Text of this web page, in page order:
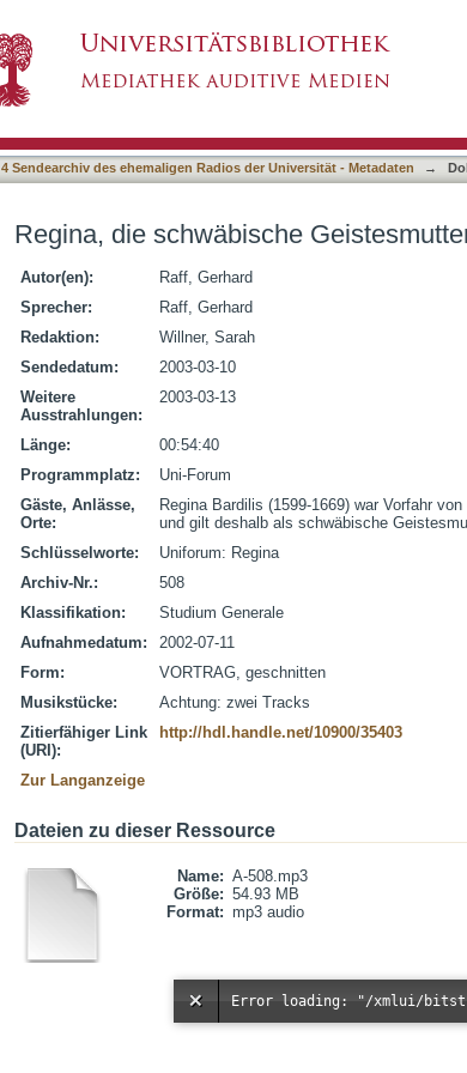
4 Sendearchiv des ehemaligen Radios der Universität - Metadaten →
Regina, die schwäbische
Autor(en):
Raff, Gerhard
Sprecher:
Raff, Gerhard
Redaktion:
Willner, Sarah
Sendedatum:
2003-03-10
Weitere
Ausstrahlungen:
2003-03-13
Länge:
00:54:40
Programmplatz:
Uni-Forum
Gäste, Anlässe,
Orte:
Regina Bardilis (1599-1669) war Vorfahr
und gilt deshalb als schwäbische
Schlüsselworte:
Uniforum: Regina
Archiv-Nr.:
508
Klassifikation:
Studium Generale
Aufnahmedatum:
2002-07-11
Form:
VORTRAG, geschnitten
Musikstücke:
Achtung: zwei Tracks
Zitierfähiger Link
(URI):
http://hdl.handle.net/10900/35403
Zur Langanzeige
Dateien zu dieser Ressource
Name: A-508.mp3
Größe: 54.93 MB
Format: mp3 audio